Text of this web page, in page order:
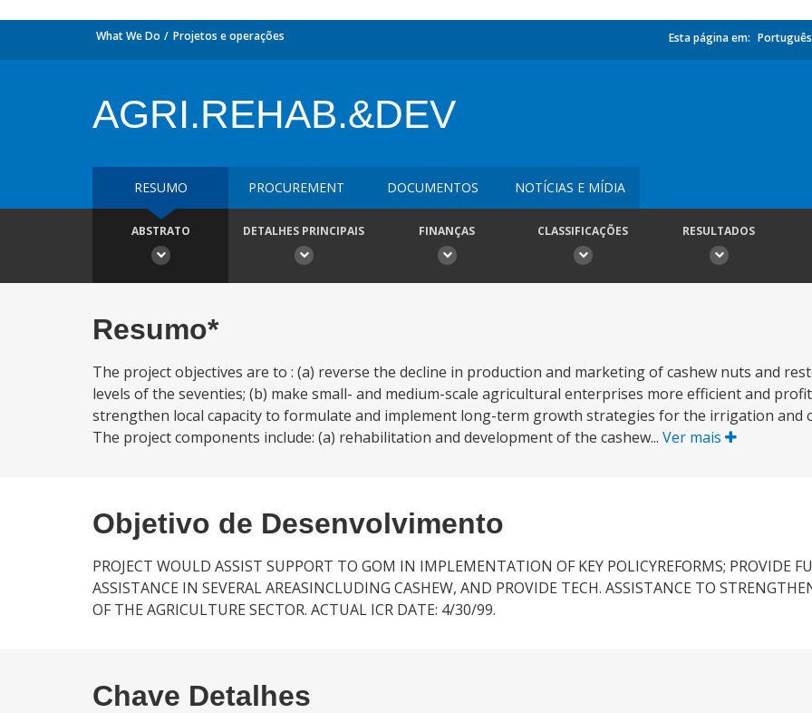
What We Do Projetos e operações Esta página em: Português
AGRI.REHAB.&DEV
RESUMO PROCUREMENT DOCUMENTOS NOTÍCIAS E MÍDIA
ABSTRATO DETALHES PRINCIPAIS FINANÇAS CLASSIFICAÇÕES RESULTADOS
Resumo*
The project objectives are to : (a) reverse the decline in production and marketing of cashew nuts and
levels of the seventies; (b) make small- and medium-scale agricultural enterprises more efficient and
strengthen local capacity to formulate and implement long-term growth strategies for the irrigation and
The project components include: (a) rehabilitation and development of the cashew... Ver mais
Objetivo de Desenvolvimento
PROJECT WOULD ASSIST SUPPORT TO GOM IN IMPLEMENTATION OF KEY POLICYREFORMS; PROVIDE
ASSISTANCE IN SEVERAL AREASINCLUDING CASHEW, AND PROVIDE TECH. ASSISTANCE TO
OF THE AGRICULTURE SECTOR. ACTUAL ICR DATE: 4/30/99.
Chave Detalhes